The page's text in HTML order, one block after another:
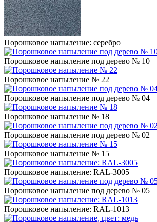
Порошковое напыление: серебро
Порошковое напыление под дерево № 10
Порошковое напыление № 22
Порошковое напыление под дерево № 04
Порошковое напыление № 18
Порошковое напыление под дерево № 02
Порошковое напыление № 15
Порошковое напыление: RAL-3005
Порошковое напыление под дерево № 05
Порошковое напыление: RAL-1013